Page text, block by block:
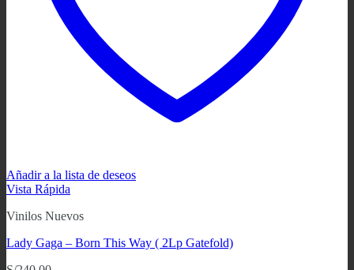
Añadir a la lista de deseos
Vista Rápida
Vinilos Nuevos
Lady Gaga ‎– Born This Way ( 2Lp Gatefold)